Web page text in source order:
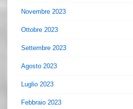
Novembre 2023
Ottobre 2023
Settembre 2023
Agosto 2023
Luglio 2023
Febbraio 2023